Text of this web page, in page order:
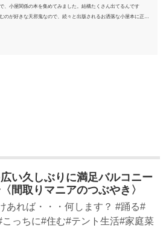
、小屋関係の本を集めてみました。結構たくさん出てるんです
のが好きな天邪鬼なので、続々と出版されるお洒落な小屋本に正直
い久しぶりに満足バルコニー
間取りマニアのつぶやき〉
あれば・・・何します？ #踊る#
こっちに#住む#テント生活#家庭菜